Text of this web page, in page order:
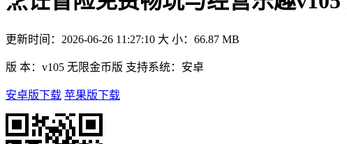
更新时间： 2026-06-26 11:27:10 大 小： 66.87 MB
版 本： v105 无限金币版 支持系统： 安卓
安卓版下载 苹果版下载